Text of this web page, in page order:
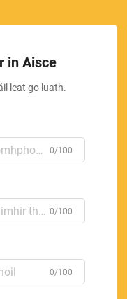
in Aisce
leat go luath.
0/100
0/100
0/100